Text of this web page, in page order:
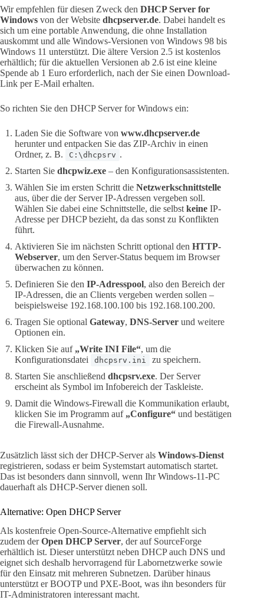
Wir empfehlen für diesen Zweck den DHCP Server for
Windows von der Website dhcpserver.de. Dabei handelt es
sich um eine portable Anwendung, die ohne Installation
auskommt und alle Windows-Versionen von Windows 98 bis
Windows 11 unterstützt. Die ältere Version 2.5 ist kostenlos
erhältlich; für die aktuellen Versionen ab 2.6 ist eine kleine
Spende ab 1 Euro erforderlich, nach der Sie einen Download-
Link per E-Mail erhalten.
So richten Sie den DHCP Server for Windows ein:
Laden Sie die Software von www.dhcpserver.de
herunter und entpacken Sie das ZIP-Archiv in einen
Ordner, z. B.
C:\dhcpsrv .
Starten Sie dhcpwiz.exe – den Konfigurationsassistenten.
Wählen Sie im ersten Schritt die Netzwerkschnittstelle
aus, über die der Server IP-Adressen vergeben soll.
Wählen Sie dabei eine Schnittstelle, die selbst keine IP-
Adresse per DHCP bezieht, da das sonst zu Konflikten
führt.
Aktivieren Sie im nächsten Schritt optional den HTTP-
Webserver, um den Server-Status bequem im Browser
überwachen zu können.
Definieren Sie den IP-Adresspool, also den Bereich der
IP-Adressen, die an Clients vergeben werden sollen –
beispielsweise 192.168.100.100 bis 192.168.100.200.
Tragen Sie optional Gateway, DNS-Server und weitere
Optionen ein.
Klicken Sie auf „Write INI File“, um die
Konfigurationsdatei
dhcpsrv.ini
zu speichern.
Starten Sie anschließend dhcpsrv.exe. Der Server
erscheint als Symbol im Infobereich der Taskleiste.
Damit die Windows-Firewall die Kommunikation erlaubt,
klicken Sie im Programm auf „Configure“ und bestätigen
die Firewall-Ausnahme.
Zusätzlich lässt sich der DHCP-Server als Windows-Dienst
registrieren, sodass er beim Systemstart automatisch startet.
Das ist besonders dann sinnvoll, wenn Ihr Windows-11-PC
dauerhaft als DHCP-Server dienen soll.
Alternative: Open DHCP Server
Als kostenfreie Open-Source-Alternative empfiehlt sich
zudem derOpen DHCP Server, der auf SourceForge
erhältlich ist. Dieser unterstützt neben DHCP auch DNS und
eignet sich deshalb hervorragend für Labornetzwerke sowie
für den Einsatz mit mehreren Subnetzen. Darüber hinaus
unterstützt er BOOTP und PXE-Boot, was ihn besonders für
IT-Administratoren interessant macht.